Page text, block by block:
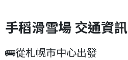
手稻滑雪場 交通資訊
🚌從札幌市中心出發